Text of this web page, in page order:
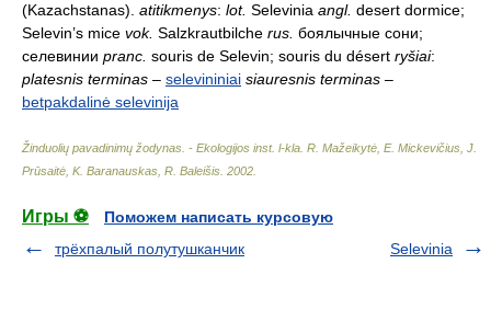
(Kazachstanas). atitikmenys: lot. Selevinia angl. desert dormice;
Selevin’s mice vok. Salzkrautbilche rus. боялычные сони;
селевинии pranc. souris de Selevin; souris du désert ryšiai:
platesnis terminas – selevininiai siauresnis terminas –
betpakdalinė selevinija
Žinduolių pavadinimų žodynas. - Ekologijos inst. l-kla R. Mažeikytė, E. Mickevičius, J.
Prūsaitė, K. Baranauskas, R. Baleišis 2002
Игры ⚽
Поможем написать курсовую
трёхпалый полутушканчик
Selevinia